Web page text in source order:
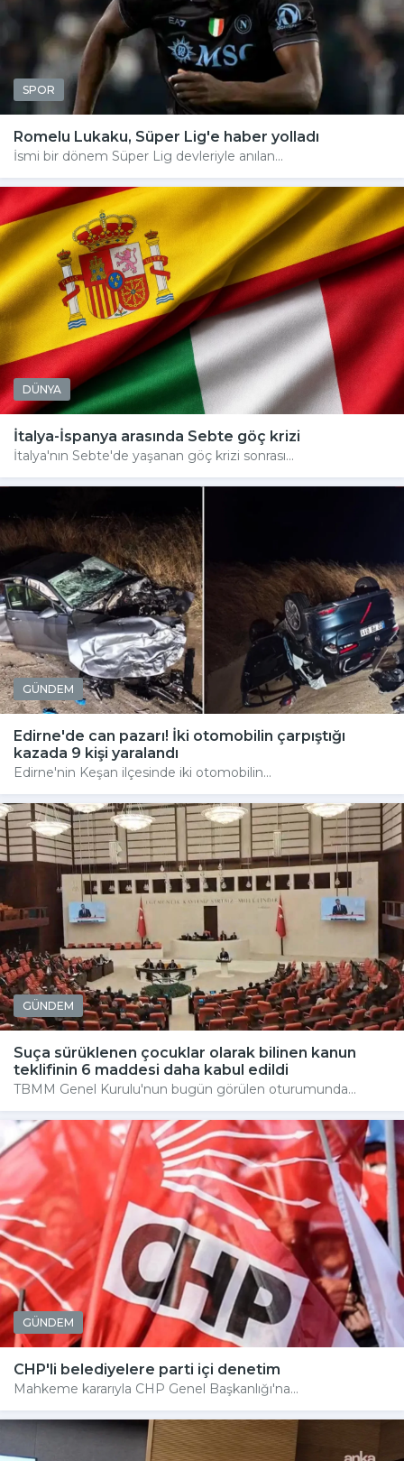
SPOR
Romelu Lukaku, Süper Lig'e haber yolladı
İsmi bir dönem Süper Lig devleriyle anılan...
DÜNYA
İtalya-İspanya arasında Sebte göç krizi
İtalya'nın Sebte'de yaşanan göç krizi sonrası...
GÜNDEM
Edirne'de can pazarı! İki otomobilin çarpıştığı
kazada 9 kişi yaralandı
Edirne'nin Keşan ilçesinde iki otomobilin...
GÜNDEM
Suça sürüklenen çocuklar olarak bilinen kanun
teklifinin 6 maddesi daha kabul edildi
TBMM Genel Kurulu'nun bugün görülen oturumunda...
GÜNDEM
CHP'li belediyelere parti içi denetim
Mahkeme kararıyla CHP Genel Başkanlığı'na...